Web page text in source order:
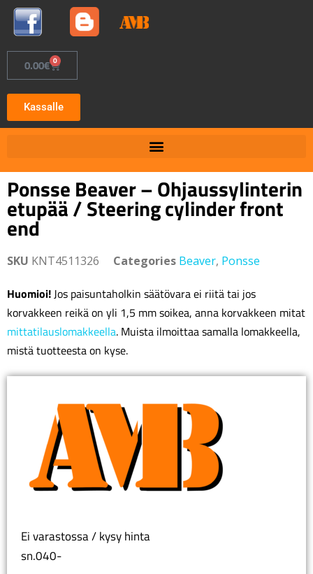
0.00€ 0
Kassalle
Ponsse Beaver – Ohjaussylinterin
etupää / Steering cylinder front
end
SKU KNT4511326 Categories Beaver, Ponsse
Huomioi!Jos paisuntaholkin säätövara ei riitä tai jos
korvakkeen reikä on yli 1,5 mm soikea, anna korvakkeen mitat
mittatilauslomakkeella. Muista ilmoittaa samalla lomakkeella,
mistä tuotteesta on kyse.
Ei varastossa / kysy hinta
sn.040-